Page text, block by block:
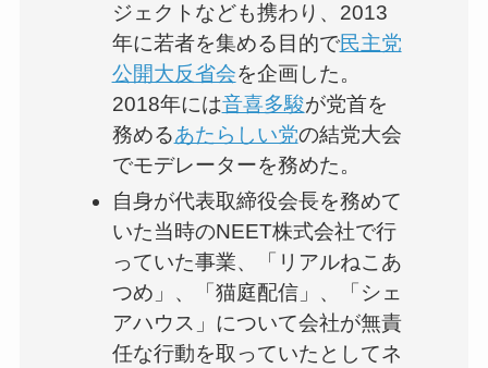
ジェクトなども携わり、2013
年に若者を集める目的で民主党
公開大反省会を企画した。
2018年には音喜多駿が党首を
務めるあたらしい党の結党大会
でモデレーターを務めた。
自身が代表取締役会長を務めて
いた当時のNEET株式会社で行
っていた事業、「リアルねこあ
つめ」、「猫庭配信」、「シェ
アハウス」について会社が無責
任な行動を取っていたとしてネ